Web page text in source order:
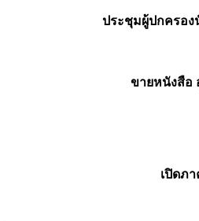
ประชุมผู้ปกครอง
ขายหนังสือ
เปิดภ